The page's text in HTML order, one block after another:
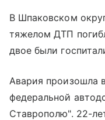
В Шпаковском
тяжелом ДТП
двое были
Авария произошла
федеральной
Ставрополю". 22-